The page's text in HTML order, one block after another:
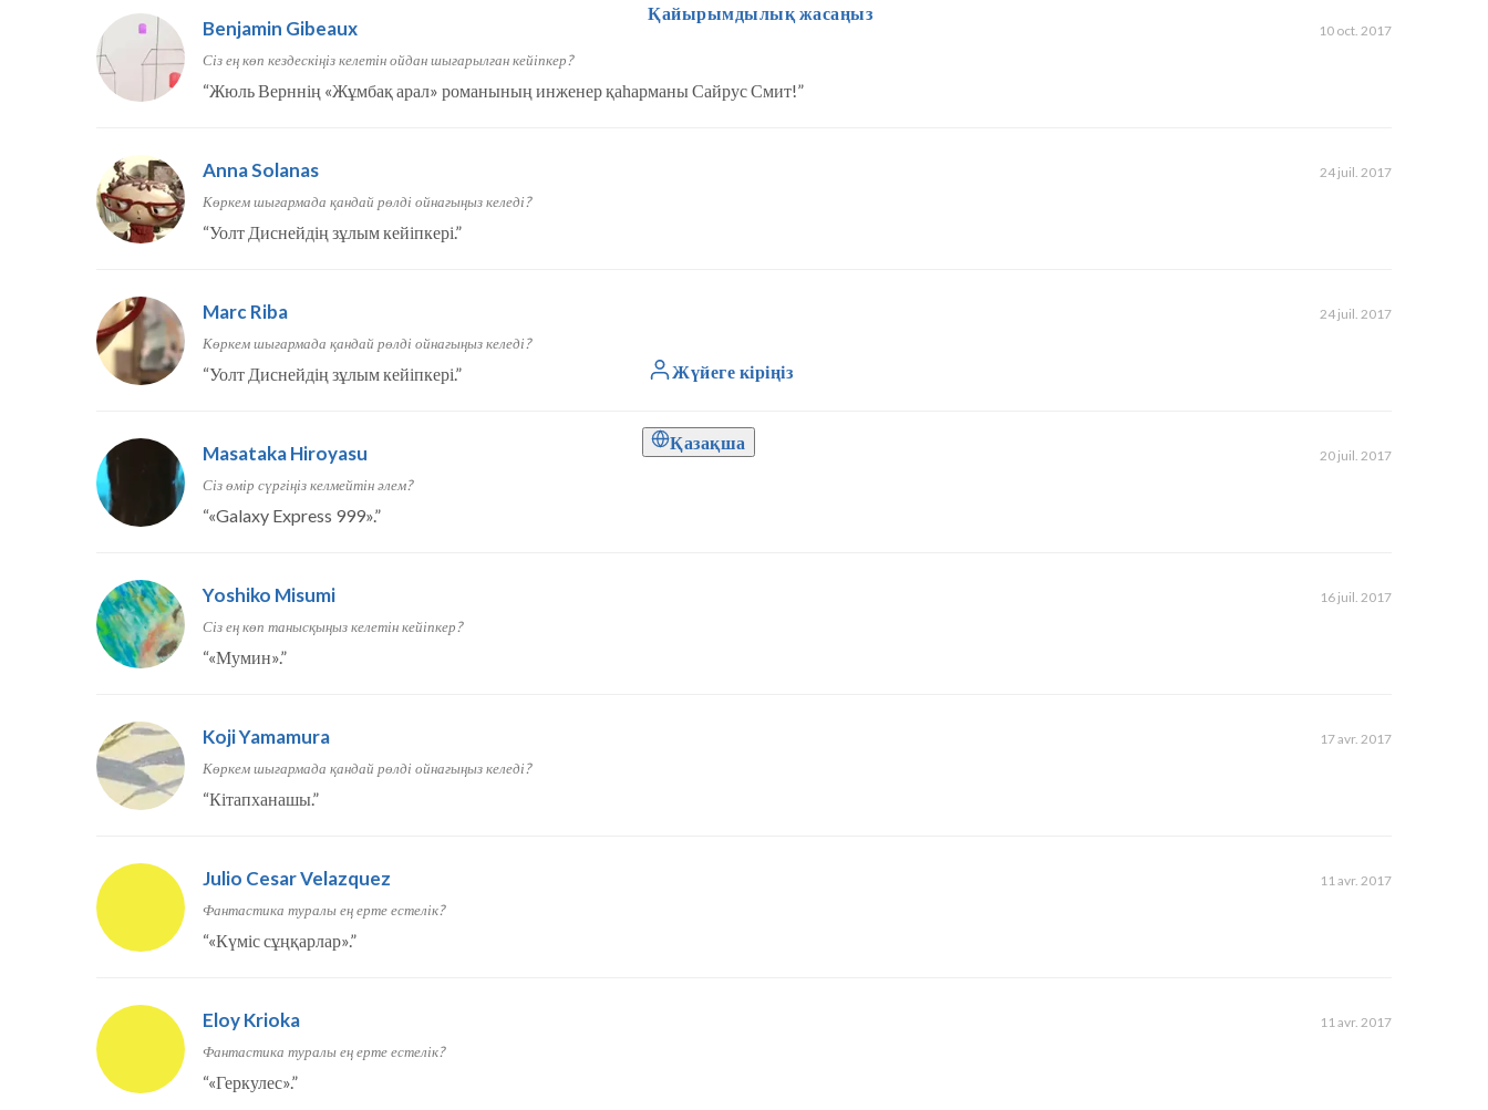
Қайырымдылық жасаңыз
Жүйеге кіріңіз
Қазақша
Benjamin Gibeaux 10 oct. 2017
Сіз ең көп кездескіңіз келетін ойдан шығарылған кейіпкер?
“Жюль Верннің «Жұмбақ арал» романының инженер қаһарманы Сайрус Смит!”
Anna Solanas 24 juil. 2017
Көркем шығармада қандай рөлді ойнағыңыз келеді?
“Уолт Диснейдің зұлым кейіпкері.”
Marc Riba 24 juil. 2017
Көркем шығармада қандай рөлді ойнағыңыз келеді?
“Уолт Диснейдің зұлым кейіпкері.”
Masataka Hiroyasu 20 juil. 2017
Сіз өмір сүргіңіз келмейтін әлем?
“«Galaxy Express 999».”
Yoshiko Misumi 16 juil. 2017
Сіз ең көп танысқыңыз келетін кейіпкер?
“«Мумин».”
Koji Yamamura 17 avr. 2017
Көркем шығармада қандай рөлді ойнағыңыз келеді?
“Кітапханашы.”
Julio Cesar Velazquez 11 avr. 2017
Фантастика туралы ең ерте естелік?
“«Күміс сұңқарлар».”
Eloy Krioka 11 avr. 2017
Фантастика туралы ең ерте естелік?
“«Геркулес».”